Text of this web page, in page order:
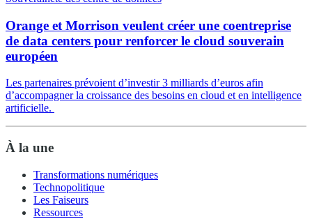
Orange et Morrison veulent créer une coentreprise
de data centers pour renforcer le cloud souverain
européen
Les partenaires prévoient d’investir 3 milliards d’euros afin
d’accompagner la croissance des besoins en cloud et en intelligence
artificielle.
À la une
Transformations numériques
Technopolitique
Les Faiseurs
Ressources